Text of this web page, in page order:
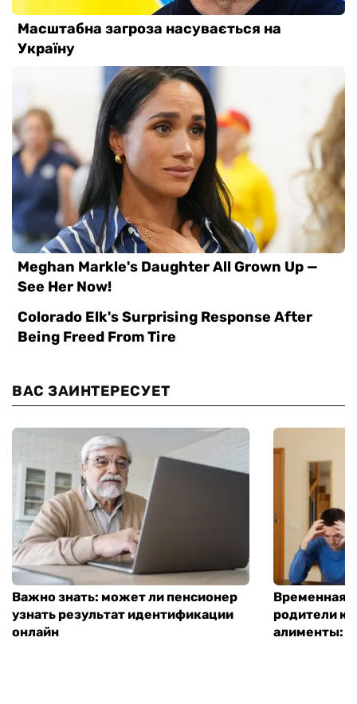
ВАС ЗАИНТЕРЕСУЕТ
Важно знать: может ли пенсионер
узнать результат идентификации
онлайн
Временная
родители
алименты: